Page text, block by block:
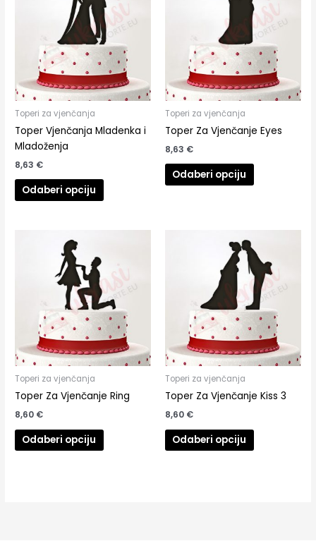
Toperi za vjenčanja
Toper Vjenčanja Mladenka i
Mladoženja
8,63 €
Odaberi opciju
Toperi za vjenčanja
Toper Za Vjenčanje Eyes
8,63 €
Odaberi opciju
Toperi za vjenčanja
Toper Za Vjenčanje Ring
8,60 €
Odaberi opciju
Toperi za vjenčanja
Toper Za Vjenčanje Kiss 3
8,60 €
Odaberi opciju